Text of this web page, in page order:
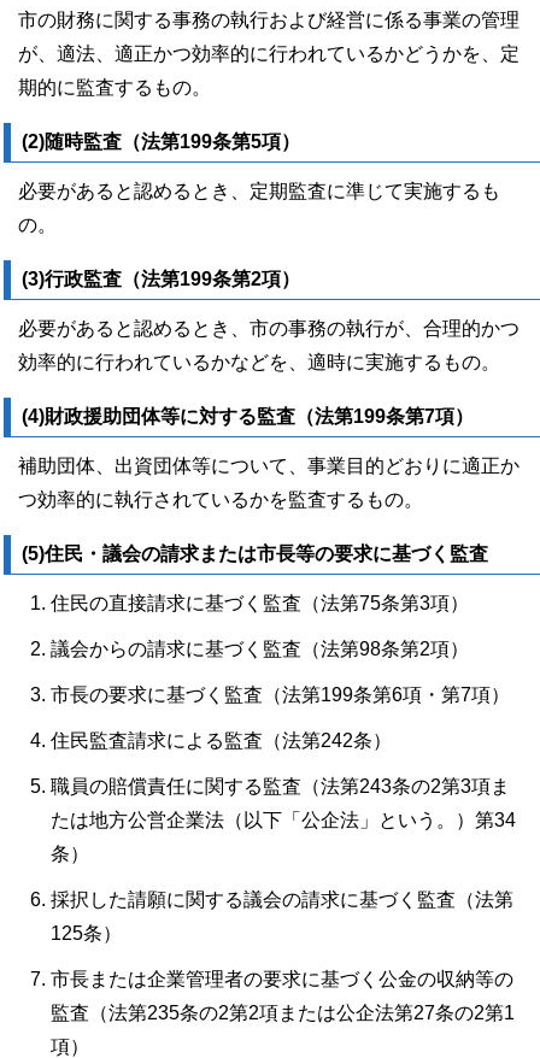
市の財務に関する事務の執行および経営に係る事業の管理
が、適法、適正かつ効率的に行われているかどうかを、定
期的に監査するもの。
(2)随時監査（法第199条第5項）
必要があると認めるとき、定期監査に準じて実施するも
の。
(3)行政監査（法第199条第2項）
必要があると認めるとき、市の事務の執行が、合理的かつ
効率的に行われているかなどを、適時に実施するもの。
(4)財政援助団体等に対する監査（法第199条第7項）
補助団体、出資団体等について、事業目的どおりに適正か
つ効率的に執行されているかを監査するもの。
(5)住民・議会の請求または市長等の要求に基づく監査
住民の直接請求に基づく監査（法第75条第3項）
議会からの請求に基づく監査（法第98条第2項）
市長の要求に基づく監査（法第199条第6項・第7項）
住民監査請求による監査（法第242条）
職員の賠償責任に関する監査（法第243条の2第3項ま
たは地方公営企業法（以下「公企法」という。）第34
条）
採択した請願に関する議会の請求に基づく監査（法第
125条）
市長または企業管理者の要求に基づく公金の収納等の
監査（法第235条の2第2項または公企法第27条の2第1
項）